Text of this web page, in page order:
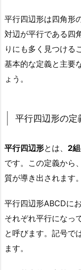
平行四辺形は四角形
対辺が平行である四
りにも多く見つける
基本的な定義と主要
ょう。
平行四辺形の定
平行四辺形とは、 2
です。この定義から
質が導き出されます。
平行四辺形ABCDに
それぞれ平行になっ
と呼びます。記号
ます。